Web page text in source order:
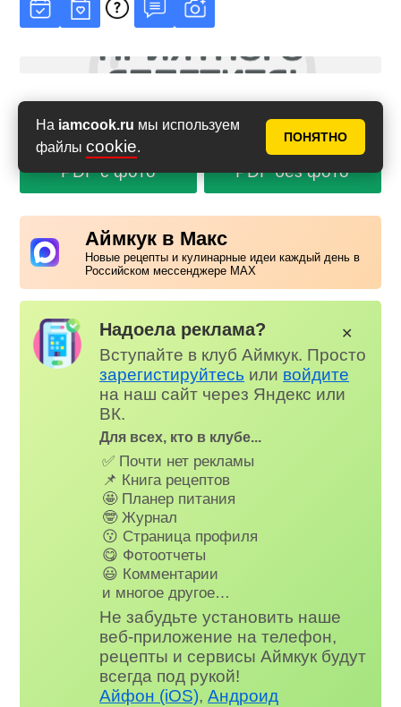
На iamcook.ru мы используем
файлы cookie.
ПОНЯТНО
Сообщить об ошибке в рецепте
PDF с фото PDF без фото
Аймкук в Макс
Новые рецепты и кулинарные идеи каждый день в
Российском мессенджере MAX
Надоела реклама?
Вступайте в клуб Аймкук. Просто
зарегистируйтесь или войдите
на наш сайт через Яндекс или
ВК.
Для всех, кто в клубе...
✅ Почти нет рекламы
📌 Книга рецептов
🤩 Планер питания
🤓 Журнал
😗 Страница профиля
😋 Фотоотчеты
😃 Комментарии
и многое другое…
Не забудьте установить наше
веб-приложение на телефон,
рецепты и сервисы Аймкук будут
всегда под рукой!
Айфон (iOS),Андроид
✕